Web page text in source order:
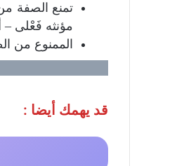
تمنع الصفة
مؤنثه فَعْلى
الممنوع من
قد يهمك أيضا :